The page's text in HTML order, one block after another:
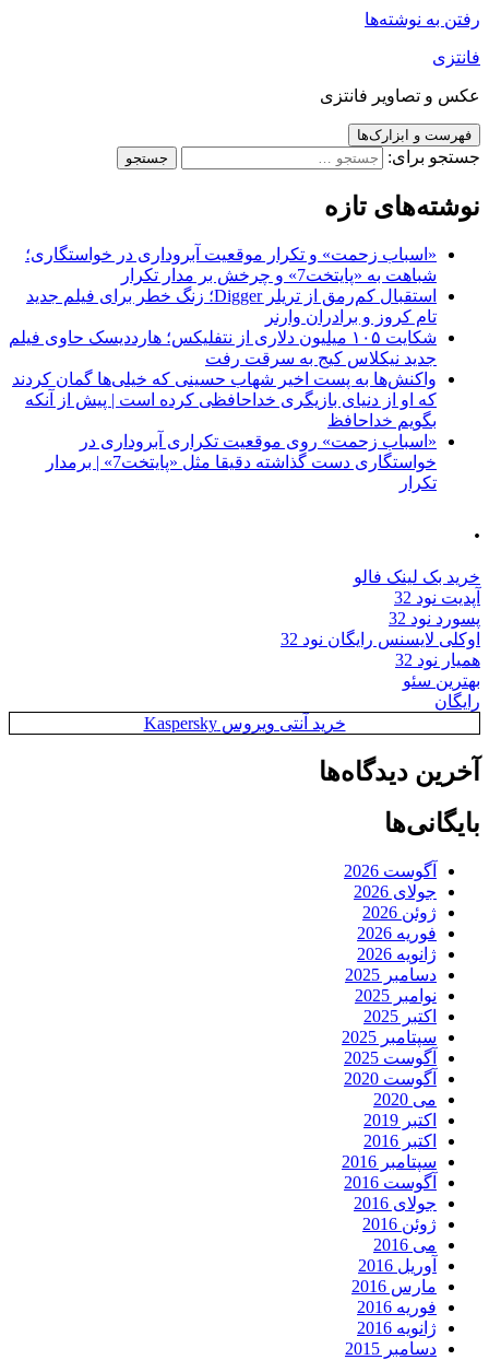
رفتن به نوشته‌ها
فانتزی
عکس و تصاویر فانتزی
فهرست و ابزارک‌ها
جستجو برای:
نوشته‌های تازه
«اسباب زحمت» و تکرار موقعیت آبروداری در خواستگاری؛
شباهت به «پایتخت7» و چرخش بر مدار تکرار
استقبال کم‌رمق از تریلر Digger؛ زنگ خطر برای فیلم جدید
تام کروز و برادران وارنر
شکایت ۱۰۵ میلیون دلاری از نتفلیکس؛ هارددیسک حاوی فیلم
جدید نیکلاس کیج به سرقت رفت
واکنش‌ها به پست اخیر شهاب حسینی که خیلی‌ها گمان کردند
که او از دنیای بازیگری خداحافظی کرده است | پیش از آنکه
بگویم خداحافظ
«اسباب زحمت» روی موقعیت تکراری آبروداری در
خواستگاری دست گذاشته دقیقا مثل «پایتخت7» | برمدار
تکرار
.
خرید بک لینک فالو
آپدیت نود 32
پسورد نود 32
اوکلی لایسنس رایگان نود 32
همیار نود 32
بهترین سئو
رایگان
خرید آنتی ویروس Kaspersky
آخرین دیدگاه‌ها
بایگانی‌ها
آگوست 2026
جولای 2026
ژوئن 2026
فوریه 2026
ژانویه 2026
دسامبر 2025
نوامبر 2025
اکتبر 2025
سپتامبر 2025
آگوست 2025
آگوست 2020
می 2020
اکتبر 2019
اکتبر 2016
سپتامبر 2016
آگوست 2016
جولای 2016
ژوئن 2016
می 2016
آوریل 2016
مارس 2016
فوریه 2016
ژانویه 2016
دسامبر 2015